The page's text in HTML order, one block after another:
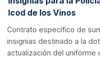
Icod de los Vinos
Contrato específico de
insignias destinado a la
actualización del uniforme